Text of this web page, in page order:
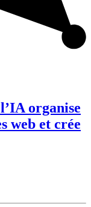
organise
web et crée